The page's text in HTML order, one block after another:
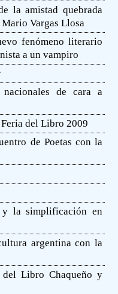
la amistad quebrada
Vargas Llosa
fenómeno literario
a un vampiro
nacionales de cara a
del Libro 2009
de Poetas con la
la simplificación en
argentina con la
Libro Chaqueño y